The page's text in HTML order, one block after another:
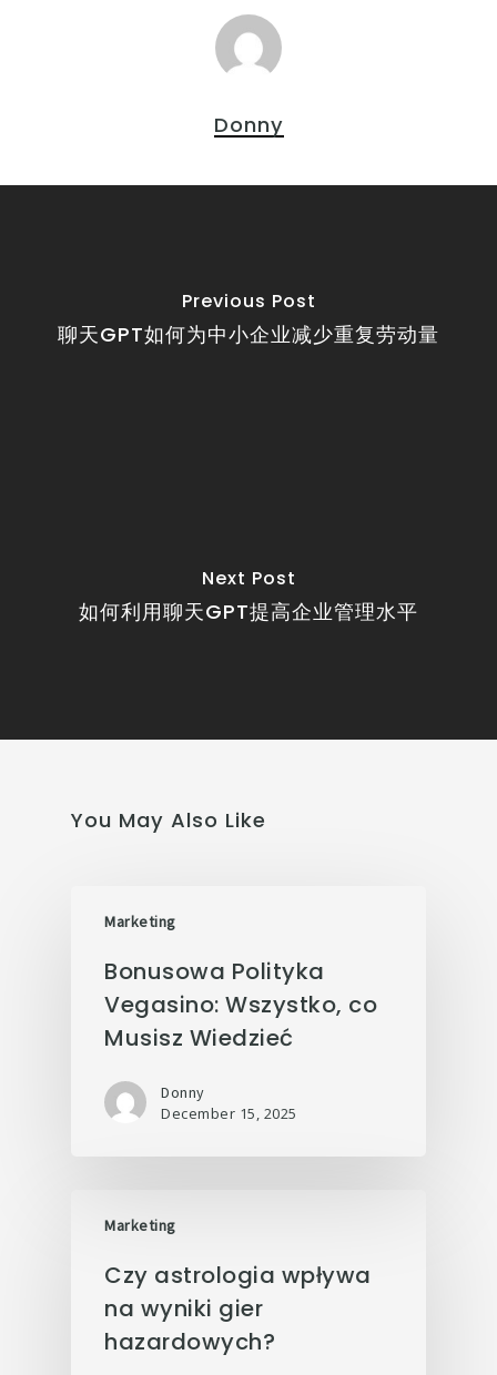
Donny
Previous Post
聊天GPT如何为中小企业减少重复劳动量
Next Post
如何利用聊天GPT提高企业管理水平
You May Also Like
Marketing
Bonusowa Polityka
Vegasino: Wszystko, co
Musisz Wiedzieć
Donny
December 15, 2025
Marketing
Czy astrologia wpływa
na wyniki gier
hazardowych?